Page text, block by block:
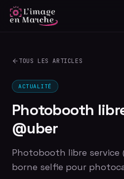
TOUS LES ARTICLES
ACTUALITÉ
Photobooth
@uber
Photobooth libre service
borne selfie pour